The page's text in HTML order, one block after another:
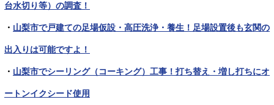
台水切り等）の調査！
・ 山梨市で戸建ての足場仮設・高圧洗浄・養生！足場設置後も玄関の
出入りは可能ですよ！
・ 山梨市でシーリング（コーキング）工事！打ち替え・増し打ちにオ
ートンイクシード使用